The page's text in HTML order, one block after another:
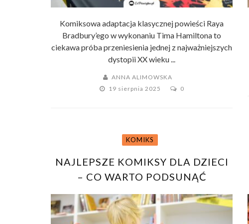
Komiksowa adaptacja klasycznej powieści Raya
Bradbury’ego w wykonaniu Tima Hamiltona to
ciekawa próba przeniesienia jednej z najważniejszych
dystopii XX wieku ...
ANNA ALIMOWSKA
19 sierpnia 2025
0
KOMIKS
NAJLEPSZE KOMIKSY DLA DZIECI
– CO WARTO PODSUNĄĆ
NAJMŁODSZYM CZYTELNIKOM?